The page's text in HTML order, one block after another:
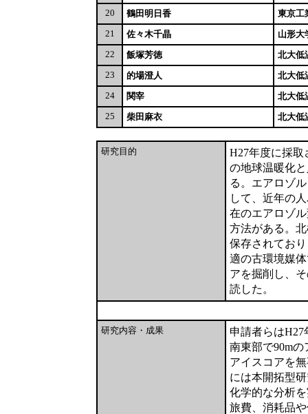
20
鶴田明日香
東京工
21
佐々木千晶
山形大
22
飯塚芳徳
北大低
23
的場澄人
北大低
24
関宰
北大低
25
柴田麻衣 北大低
研究目的
H27年度に採
の地球温暖化
る。エアロゾ
して、近年の
在のエアロゾ
方法がある。
保存されてお
適の古環境媒
アを掘削し、
読した。
研究内容・成果
申請者らは
南東部で90m
アイスコアを
には本開拓型
化学的な分析
旅費、消耗品